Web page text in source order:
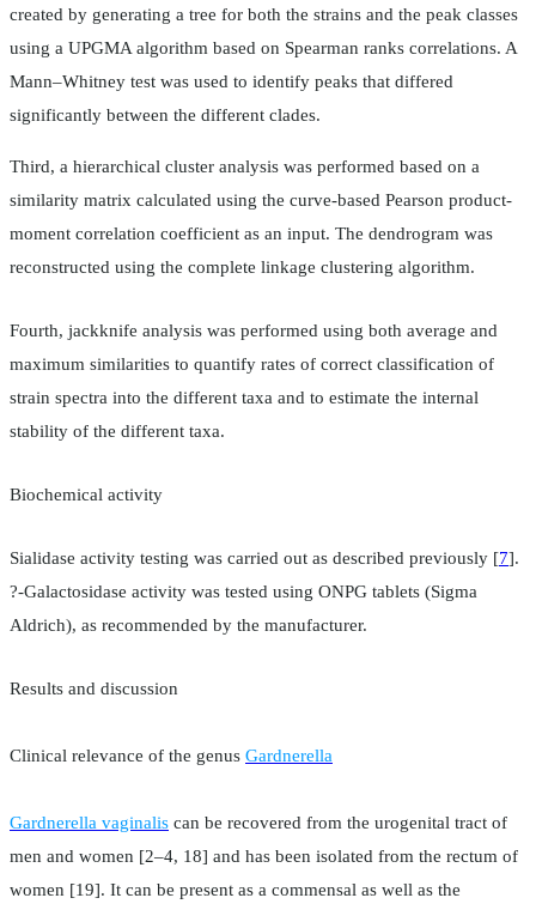
created by generating a tree for both the strains and the peak classes
using a UPGMA algorithm based on Spearman ranks correlations. A
Mann–Whitney test was used to identify peaks that differed
significantly between the different clades.
Third, a hierarchical cluster analysis was performed based on a
similarity matrix calculated using the curve-based Pearson product-
moment correlation coefficient as an input. The dendrogram was
reconstructed using the complete linkage clustering algorithm.
Fourth, jackknife analysis was performed using both average and
maximum similarities to quantify rates of correct classification of
strain spectra into the different taxa and to estimate the internal
stability of the different taxa.
Biochemical activity
Sialidase activity testing was carried out as described previously [7].
?-Galactosidase activity was tested using ONPG tablets (Sigma
Aldrich), as recommended by the manufacturer.
Results and discussion
Clinical relevance of the genus Gardnerella
Gardnerella vaginalis can be recovered from the urogenital tract of
men and women [2–4, 18] and has been isolated from the rectum of
women [19]. It can be present as a commensal as well as the